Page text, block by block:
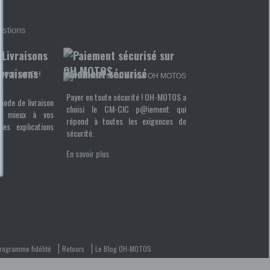
de livraison
mieux à vos
les explications
Paiement sécurisé
Payer en toute sécurité ! OH-MOTOS a
choisi le CM-CIC p@iement qui
répond à toutes les exigences de
sécurité.
En savoir plus
fidélité Retours Le Blog OH-MOTOS